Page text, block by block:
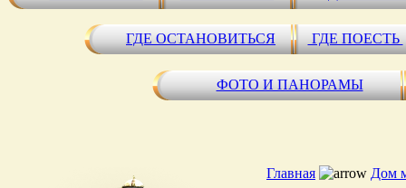
ГДЕ ОСТАНОВИТЬСЯ ГДЕ ПОЕСТЬ
ФОТО И ПАНОРАМЫ
Главная Дом